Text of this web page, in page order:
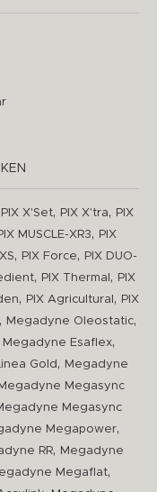
PIX X'Set, PIX X'tra,
PIX
MUSCLE-XR3,
PIX
, PIX Force,
PIX DUO-
, PIX Thermal ,
PIX
, PIX Agricultural ,
PIX
, Megadyne Oleostatic,
Megadyne Esaflex,
Gold ,
Megadyne
Megadyne Megasync
Megasync
Megapower,
RR,
Megadyne
Megaflat,